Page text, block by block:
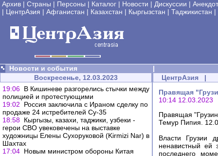
Архив | Страны | Персоны | Каталог | Новости | Дискуссии |
| ЦентрАзия | Афганистан | Казахстан | Кыргызстан | Таджикистан |
Новости и события
|
Воскресенье, 12.03.2023
19:06 В Кишиневе разгорелись стычки между
полицией и протестующими
19:02
Россия заключила с Ираном сделку по
продаже 24 истребителей Су-35
18:58 Кыргызы, казахи, таджики, узбеки -
герои СВО увековечены на выставке
художницы Елены Сухоруковой (Kirmizi Nar) в
Шахтах
17:04 Новым министром обороны Китая
ЦентрАзия |
Правящая
10:14 12.03.2023
Правящая
Темур Пипия.
Власти Грузии
ненавистный ей
последнего